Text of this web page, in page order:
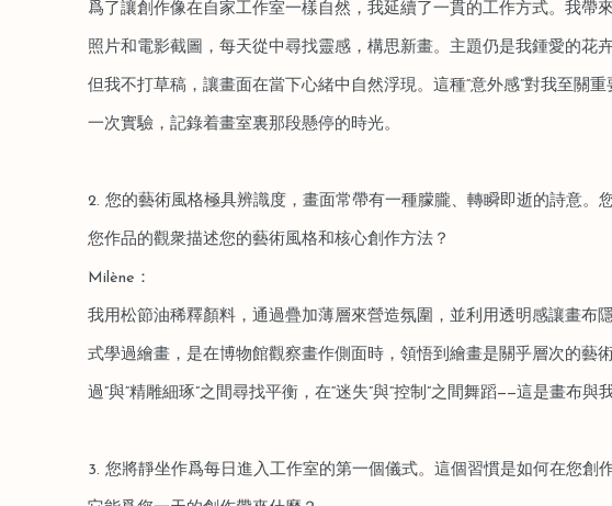
爲了讓創作像在自家工作室一樣自然，我延續了一貫的工作方式。我帶
照片和電影截圖，每天從中尋找靈感，構思新畫。主題仍是我鍾愛的花
但我不打草稿，讓畫面在當下心緒中自然浮現。這種“意外感”對我至關
一次實驗，記錄着畫室裏那段懸停的時光。
2. 您的藝術風格極具辨識度，畫面常帶有一種朦朧、轉瞬即逝的詩意。
您作品的觀衆描述您的藝術風格和核心創作方法？
Milène：
我用松節油稀釋顏料，通過疊加薄層來營造氛圍，並利用透明感讓畫布
式學過繪畫，是在博物館觀察畫作側面時，領悟到繪畫是關乎層次的藝
過”與“精雕細琢”之間尋找平衡，在“迷失”與“控制”之間舞蹈——這是畫布與
3. 您將靜坐作爲每日進入工作室的第一個儀式。這個習慣是如何在您創